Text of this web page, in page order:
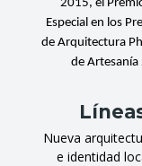
2015, el
Especial en los
de Arquitectura
de
Nueva
e identidad